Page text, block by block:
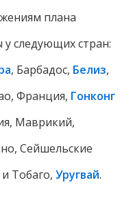
плана
у следующих стран:
, Барбадос, Белиз,
Франция, Гонконг
Маврикий,
Сейшельские
Тобаго,Уругвай.